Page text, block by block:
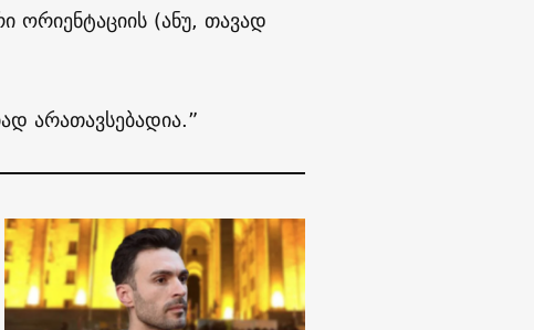
ორიენტაციის (ანუ, თავად
არათავსებადია.”